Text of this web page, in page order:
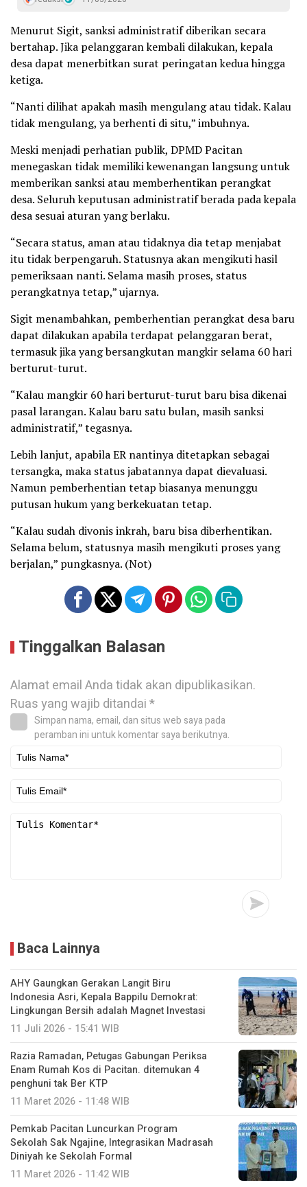
Menurut Sigit, sanksi administratif diberikan secara
bertahap. Jika pelanggaran kembali dilakukan, kepala
desa dapat menerbitkan surat peringatan kedua hingga
ketiga.
“Nanti dilihat apakah masih mengulang atau tidak. Kalau
tidak mengulang, ya berhenti di situ,” imbuhnya.
Meski menjadi perhatian publik, DPMD Pacitan
menegaskan tidak memiliki kewenangan langsung untuk
memberikan sanksi atau memberhentikan perangkat
desa. Seluruh keputusan administratif berada pada kepala
desa sesuai aturan yang berlaku.
“Secara status, aman atau tidaknya dia tetap menjabat
itu tidak berpengaruh. Statusnya akan mengikuti hasil
pemeriksaan nanti. Selama masih proses, status
perangkatnya tetap,” ujarnya.
Sigit menambahkan, pemberhentian perangkat desa baru
dapat dilakukan apabila terdapat pelanggaran berat,
termasuk jika yang bersangkutan mangkir selama 60 hari
berturut-turut.
“Kalau mangkir 60 hari berturut-turut baru bisa dikenai
pasal larangan. Kalau baru satu bulan, masih sanksi
administratif,” tegasnya.
Lebih lanjut, apabila ER nantinya ditetapkan sebagai
tersangka, maka status jabatannya dapat dievaluasi.
Namun pemberhentian tetap biasanya menunggu
putusan hukum yang berkekuatan tetap.
“Kalau sudah divonis inkrah, baru bisa diberhentikan.
Selama belum, statusnya masih mengikuti proses yang
berjalan,” pungkasnya. (Not)
Tinggalkan Balasan
Alamat email Anda tidak akan dipublikasikan.
Ruas yang wajib ditandai*
Simpan nama, email, dan situs web saya pada
peramban ini untuk komentar saya berikutnya.
Baca Lainnya
AHY Gaungkan Gerakan Langit Biru
Indonesia Asri, Kepala Bappilu Demokrat:
Lingkungan Bersih adalah Magnet Investasi
11 Juli 2026 - 15:41 WIB
Razia Ramadan, Petugas Gabungan Periksa
Enam Rumah Kos di Pacitan. ditemukan 4
penghuni tak Ber KTP
11 Maret 2026 - 11:48 WIB
Pemkab Pacitan Luncurkan Program
Sekolah Sak Ngajine, Integrasikan Madrasah
Diniyah ke Sekolah Formal
11 Maret 2026 - 11:42 WIB